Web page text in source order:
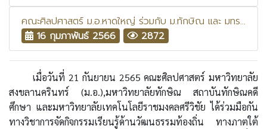
คณะศิลปศาสตร์ ม.อ.หาดใหญ่ ร่วมกับ ม.ทักษิณ และ มทร.ศรีวิชัยจัดงานสืบสานประเพณีบุญสารทเดือนสิบ : สืบสารท สานศิลป์ ถิ่นมโนรา
16 กุมภาพันธ์ 2566
2872
เมื่อวันที่ 21 กันยายน 2565 คณะศิลปศาสตร์ มหาวิทยาลัย
สงขลานครินทร์ (ม.อ.),มหาวิทยาลัยทักษิณ สถาบันทักษิณคดี
ศึกษา และมหาวิทยาลัยเทคโนโลยีราชมงคลศรีวิชัย ได้ร่วมมือกัน
ทางวิชาการจัดกิจกรรมเรียนรู้ด้านวัฒนธรรมท้องถิ่น ทางภาตใต้